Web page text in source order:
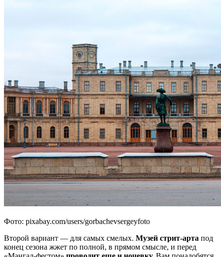
Фото: pixabay.com/users/gorbachevsergeyfoto
Второй вариант — для самых смелых. Музей стрит-арта под
конец сезона жжет по полной, в прямом смысле, и перед